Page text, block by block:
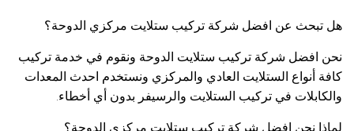
هل تبحث عن افضل شركة تركيب ستلايت مركزي الدوحة؟
نحن افضل شركة تركيب ستلايت الدوحة ونقوم في خدمة تركيب
كافة أنواع الستلايت العادي والمركزي ونستخدم احدث المعدات
والكابلات في تركيب الستلايت والرسيفر بدون أي أخطاء.
لماذا نحن افضل شركة تركيب ستلايت مركزي الدوحة؟